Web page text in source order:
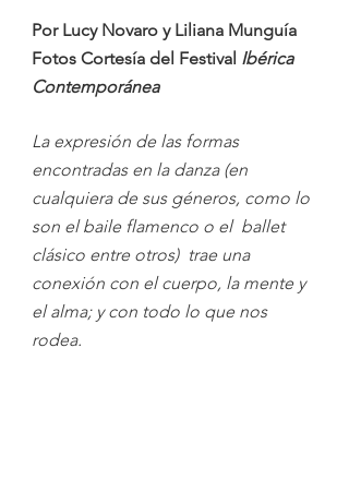
Por Lucy Novaro y Liliana Munguía
Fotos Cortesía del Festival Ibérica
Contemporánea
La expresión de las formas
encontradas en la danza (en
cualquiera de sus géneros, como lo
son el baile flamenco o el  ballet
clásico entre otros)  trae una
conexión con el cuerpo, la mente y
el alma; y con todo lo que nos
rodea.